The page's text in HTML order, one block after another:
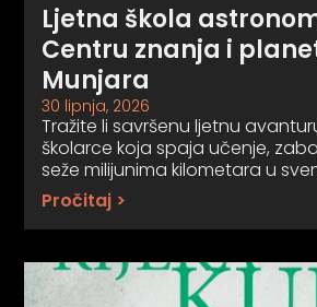
Ljetna škola
Centru znanja i
Munjara
30 lipnja, 2026
Tražite li savršenu ljetnu
školarce koja spaja učenje,
seže milijunima kilometara u
Pročitaj >